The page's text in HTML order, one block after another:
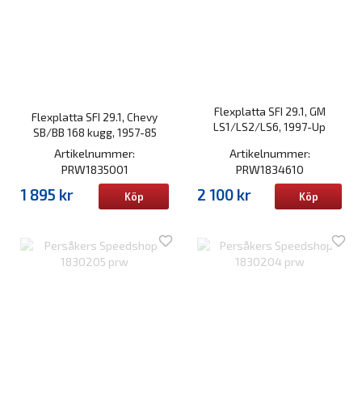
Flexplatta SFI 29.1, Chevy
SB/BB 168 kugg, 1957-85
Artikelnummer:
PRW1835001
1 895 kr Köp
Flexplatta SFI 29.1, GM
LS1/LS2/LS6, 1997-Up
Artikelnummer:
PRW1834610
2 100 kr Köp